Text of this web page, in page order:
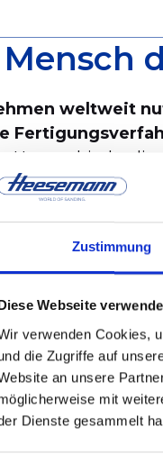
Zustimmung
Diese Webseite
verwenden Cookies,
die Zugriffe auf
an unsere
mit
Dienste gesammelt
weltweit
Unterschiede, die
entstehen nicht
durch das
arbeitet.
einer Haltung.
wird gute
Normalbetrieb
eine Vielzahl
erst dort, wo